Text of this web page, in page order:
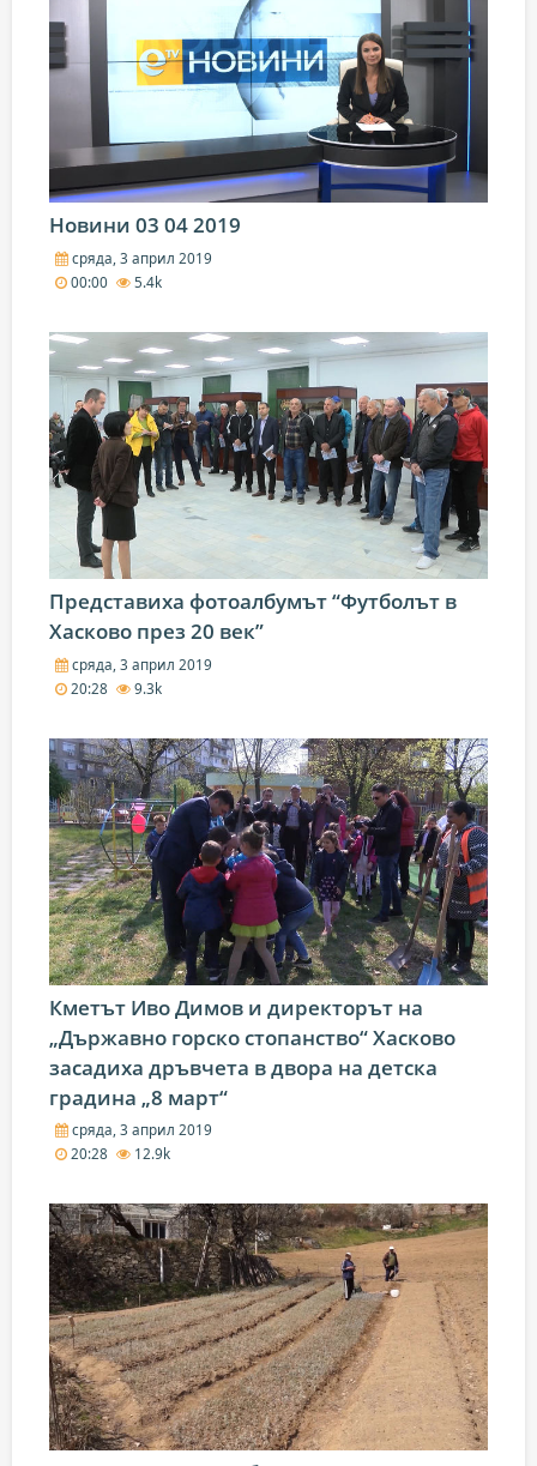
Новини 03 04 2019
сряда, 3 април 2019
00:00
5.4k
Представиха фотоалбумът “Футболът в
Хасково през 20 век”
сряда, 3 април 2019
20:28
9.3k
Кметът Иво Димов и директорът на
„Държавно горско стопанство“ Хасково
засадиха дръвчета в двора на детска
градина „8 март“
сряда, 3 април 2019
20:28
12.9k